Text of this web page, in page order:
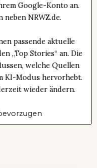
Google-Konto an.
neben NRWZ.de.
passende aktuelle
„Top Stories“ an. Die
welche Quellen
KI-Modus hervorhebt.
wieder ändern.